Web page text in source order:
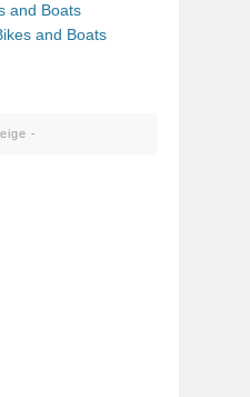
and Boats
and Boats
-